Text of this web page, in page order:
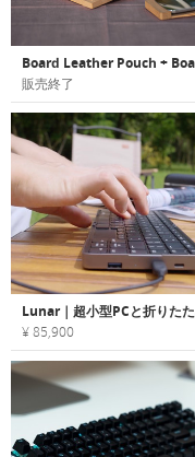
販売終了
¥ 85,900